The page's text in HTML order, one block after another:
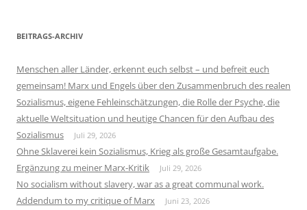
BEITRAGS-ARCHIV
Menschen aller Länder, erkennt euch selbst – und befreit euch
gemeinsam! Marx und Engels über den Zusammenbruch des realen
Sozialismus, eigene Fehleinschätzungen, die Rolle der Psyche, die
aktuelle Weltsituation und heutige Chancen für den Aufbau des
Sozialismus
Juli 29, 2026
Ohne Sklaverei kein Sozialismus, Krieg als große Gesamtaufgabe.
Ergänzung zu meiner Marx-Kritik
Juli 29, 2026
No socialism without slavery, war as a great communal work.
Addendum to my critique of Marx
Juni 23, 2026